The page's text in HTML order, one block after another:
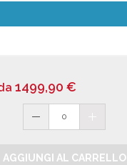
1499,90 €
0
AGGIUNGI AL CARRELLO